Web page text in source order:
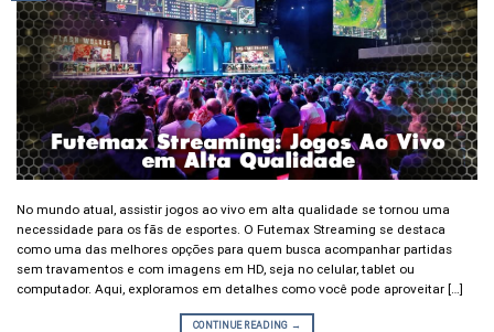
No mundo atual, assistir jogos ao vivo em alta qualidade se tornou uma
necessidade para os fãs de esportes. O Futemax Streaming se destaca
como uma das melhores opções para quem busca acompanhar partidas
sem travamentos e com imagens em HD, seja no celular, tablet ou
computador. Aqui, exploramos em detalhes como você pode aproveitar […]
CONTINUE READING →